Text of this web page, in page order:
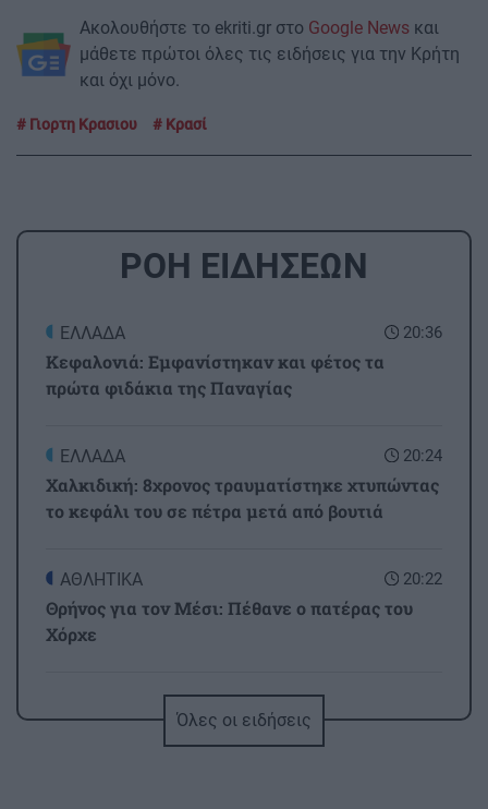
Ακολουθήστε το ekriti.gr στο Google News και
μάθετε πρώτοι όλες τις ειδήσεις για την Κρήτη
και όχι μόνο.
Γιορτη Κρασιου Κρασί
ΡΟΗ ΕΙΔΗΣΕΩΝ
20:36
ΕΛΛΑΔΑ
Κεφαλονιά: Εμφανίστηκαν και φέτος τα
πρώτα φιδάκια της Παναγίας
20:24
ΕΛΛΑΔΑ
Χαλκιδική: 8χρονος τραυματίστηκε χτυπώντας
το κεφάλι του σε πέτρα μετά από βουτιά
20:22
ΑΘΛΗΤΙΚΑ
Θρήνος για τον Μέσι: Πέθανε ο πατέρας του
Χόρχε
Κρήτη -Τριπλή παγκόσμια διάκριση: Τρεις
Όλες οι ειδήσεις